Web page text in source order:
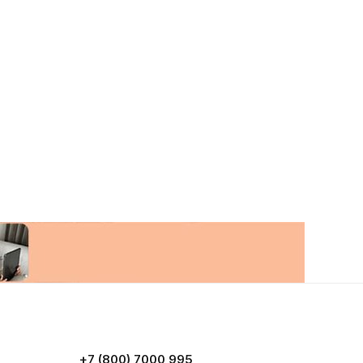
+7 (800) 7000 995